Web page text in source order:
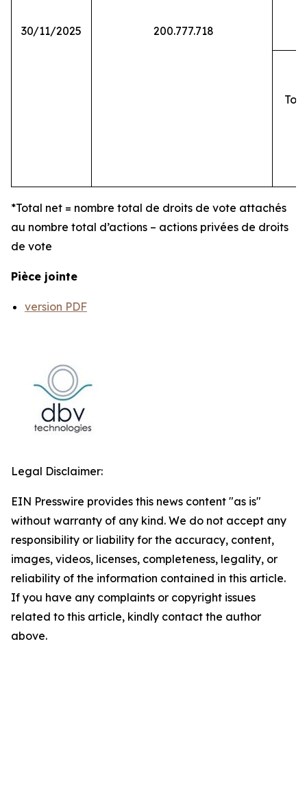
30/11/2025 200.777.718
*Total net = nombre total de droits de vote attachés
au nombre total d’actions – actions privées de droits
de vote
Pièce jointe
version PDF
Legal Disclaimer:
EIN Presswire provides this news content "as is"
without warranty of any kind. We do not accept any
responsibility or liability for the accuracy, content,
images, videos, licenses, completeness, legality, or
reliability of the information contained in this article.
If you have any complaints or copyright issues
related to this article, kindly contact the author
above.